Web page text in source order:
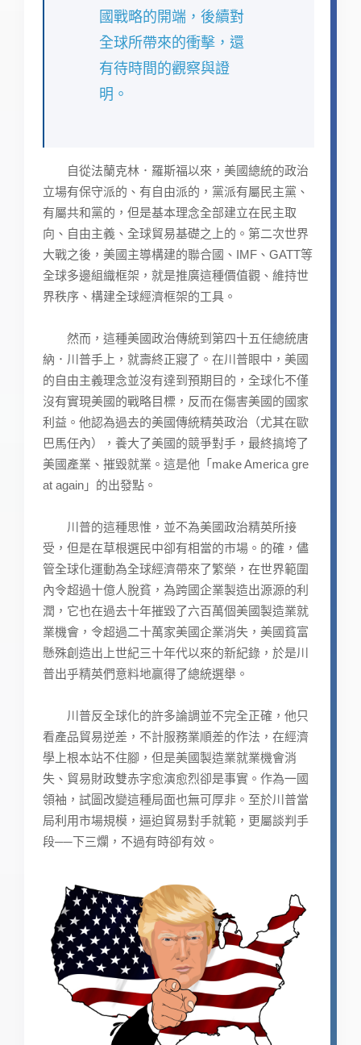
國戰略的開端，後續對
全球所帶來的衝擊，還
有待時間的觀察與證
明。
自從法蘭克林．羅斯福以來，美國總統的政治
立場有保守派的、有自由派的，黨派有屬民主黨、
有屬共和黨的，但是基本理念全部建立在民主取
向、自由主義、全球貿易基礎之上的。第二次世界
大戰之後，美國主導構建的聯合國、IMF、GATT等
全球多邊組織框架，就是推廣這種價值觀、維持世
界秩序、構建全球經濟框架的工具。
然而，這種美國政治傳統到第四十五任總統唐
納．川普手上，就壽終正寢了。在川普眼中，美國
的自由主義理念並沒有達到預期目的，全球化不僅
沒有實現美國的戰略目標，反而在傷害美國的國家
利益。他認為過去的美國傳統精英政治（尤其在歐
巴馬任內），養大了美國的競爭對手，最終搞垮了
美國產業、摧毀就業。這是他「make America gre
at again」的出發點。
川普的這種思惟，並不為美國政治精英所接
受，但是在草根選民中卻有相當的市場。的確，儘
管全球化運動為全球經濟帶來了繁榮，在世界範圍
內令超過十億人脫貧，為跨國企業製造出源源的利
潤，它也在過去十年摧毀了六百萬個美國製造業就
業機會，令超過二十萬家美國企業消失，美國貧富
懸殊創造出上世紀三十年代以來的新紀錄，於是川
普出乎精英們意料地贏得了總統選舉。
川普反全球化的許多論調並不完全正確，他只
看產品貿易逆差，不計服務業順差的作法，在經濟
學上根本站不住腳，但是美國製造業就業機會消
失、貿易財政雙赤字愈演愈烈卻是事實。作為一國
領袖，試圖改變這種局面也無可厚非。至於川普當
局利用市場規模，逼迫貿易對手就範，更屬談判手
段──下三爛，不過有時卻有效。